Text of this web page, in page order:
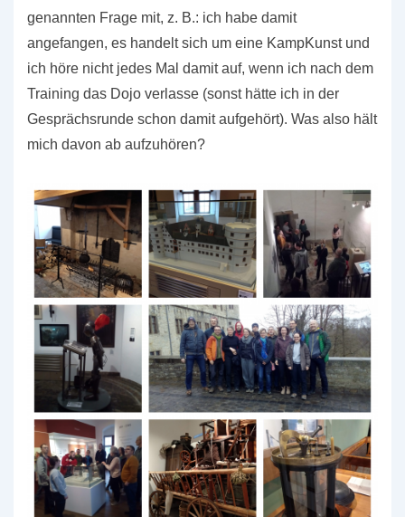
genannten Frage mit, z. B.: ich habe damit
angefangen, es handelt sich um eine KampKunst und
ich höre nicht jedes Mal damit auf, wenn ich nach dem
Training das Dojo verlasse (sonst hätte ich in der
Gesprächsrunde schon damit aufgehört). Was also hält
mich davon ab aufzuhören?